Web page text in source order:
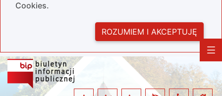
Cookies.
ROZUMIEM I AKCEPTUJĘ